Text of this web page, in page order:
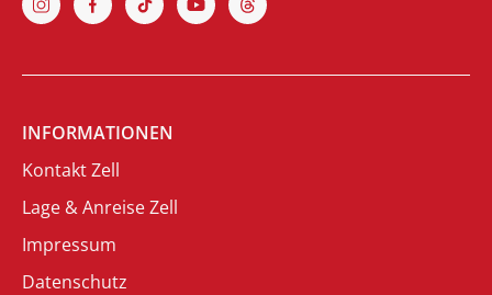
INFORMATIONEN
Kontakt Zell
Lage & Anreise Zell
Impressum
Datenschutz